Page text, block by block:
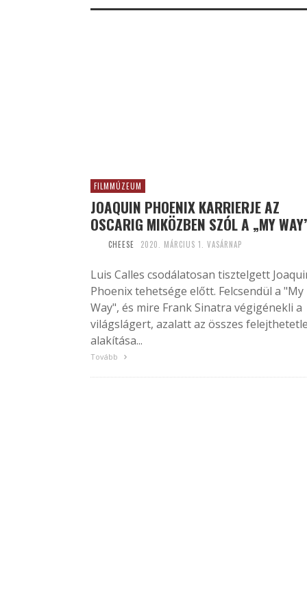
FILMMÚZEUM
JOAQUIN PHOENIX KARRIERJE AZ
OSCARIG MIKÖZBEN SZÓL A „MY
CHEESE 2020. MÁRCIUS 1. VASÁRNAP
Luis Calles csodálatosan tisztelgett
Phoenix tehetsége előtt. Felcsendül a "My
Way", és mire Frank Sinatra végigénekli a
világslágert, azalatt az összes
alakítása...
Tovább